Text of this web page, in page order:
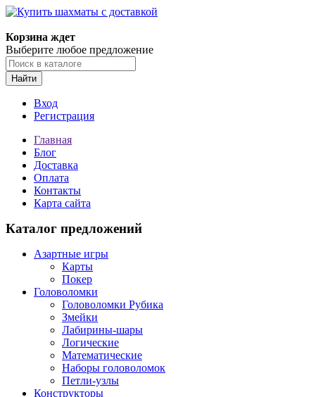
Корзина ждет
Выберите любое предложение
Найти
Вход
Регистрация
Главная
Блог
Доставка
Оплата
Контакты
Карта сайта
Каталог предложений
Азартные игры
Карты
Покер
Головоломки
Головоломки Рубика
Змейки
Лабирины-шары
Логические
Математические
Наборы головоломок
Петли-узлы
Конструкторы